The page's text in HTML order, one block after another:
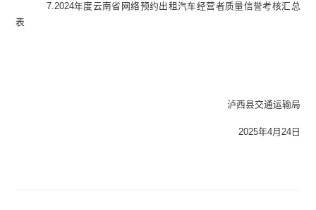
7.2024年度云南省网络预约出租汽车经营者质量信誉考核汇总
表
泸西县交通运输局
2025年4月24日